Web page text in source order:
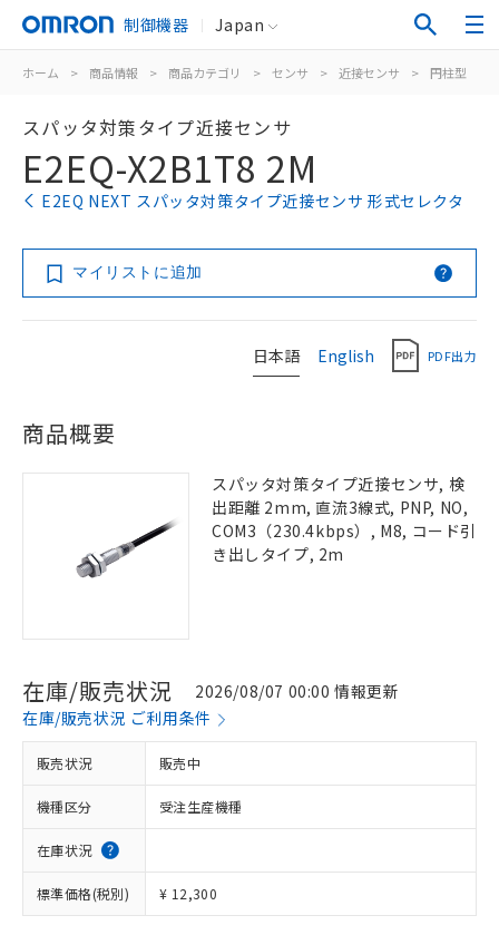
制御機器 Japan
ホーム > 商品情報 > 商品カテゴリ > センサ > 近接センサ > 円柱型
スパッタ対策タイプ近接センサ
E2EQ-X2B1T8 2M
E2EQ NEXT スパッタ対策タイプ近接センサ 形式セレクタ
マイリストに追加
日本語 English PDF出力
商品概要
スパッタ対策タイプ近接センサ, 検
出距離 2mm, 直流3線式, PNP, NO,
COM3（230.4kbps）, M8, コード引
き出しタイプ, 2m
在庫/販売状況
2026/08/07 00:00 情報更新
在庫/販売状況 ご利用条件
販売状況 販売中
機種区分 受注生産機種
在庫状況
標準価格(税別) ¥ 12,300